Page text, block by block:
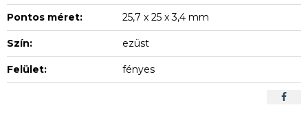
Pontos méret: 25,7 x 25 x 3,4 mm
Szín: ezüst
Felület: fényes